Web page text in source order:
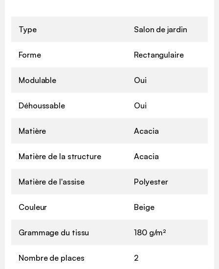
Type Salon de jardin
Forme Rectangulaire
Modulable Oui
Déhoussable Oui
Matière Acacia
Matière de la structure Acacia
Matière de l'assise Polyester
Couleur Beige
Grammage du tissu 180 g/m²
Nombre de places 2